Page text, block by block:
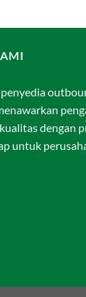
dengan
untuk